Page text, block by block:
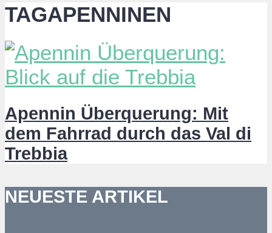
TAGAPENNINEN
Apennin Überquerung: Mit
dem Fahrrad durch das Val di
Trebbia
NEUESTE ARTIKEL